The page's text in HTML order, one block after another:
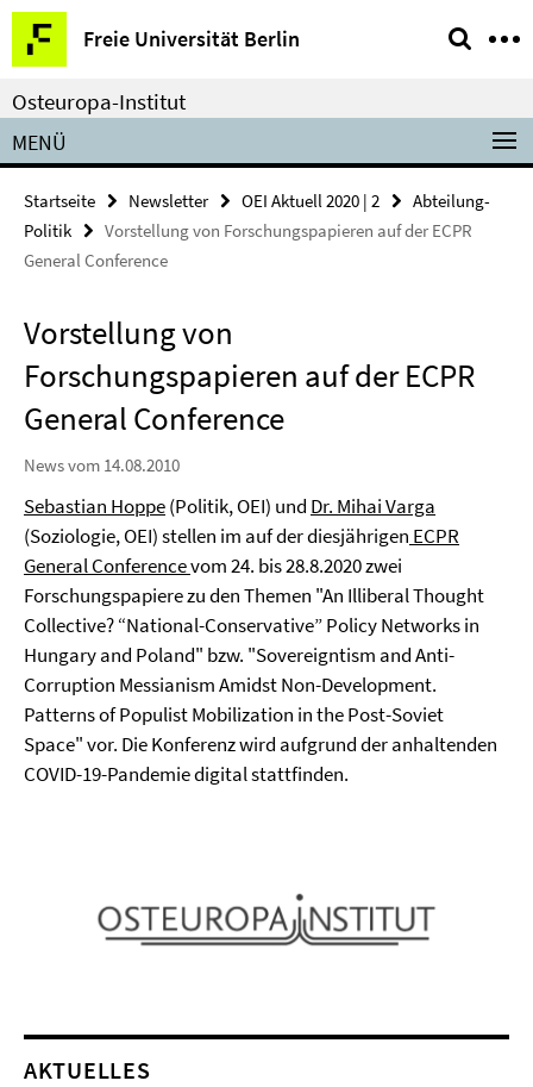
Springe
direkt
zu
Inhalt
Freie Universität Berlin
Service-
Navigation
Osteuropa-Institut
MENÜ
Startseite Newsletter OEI Aktuell 2020 | 2
Abteilung-
Politik
Vorstellung von Forschungspapieren auf der ECPR
General Conference
Vorstellung von
Forschungspapieren auf der ECPR
General Conference
News vom 14.08.2010
Sebastian Hoppe(Politik, OEI) und Dr. Mihai Varga
(Soziologie, OEI) stellen im auf der diesjährigen ECPR
General Conferencevom 24. bis 28.8.2020 zwei
Forschungspapiere zu den Themen "An Illiberal Thought
Collective? “National-Conservative” Policy Networks in
Hungary and Poland" bzw. "Sovereigntism and Anti-
Corruption Messianism Amidst Non-Development.
Patterns of Populist Mobilization in the Post-Soviet
Space" vor. Die Konferenz wird aufgrund der anhaltenden
COVID-19-Pandemie digital stattfinden.
AKTUELLES